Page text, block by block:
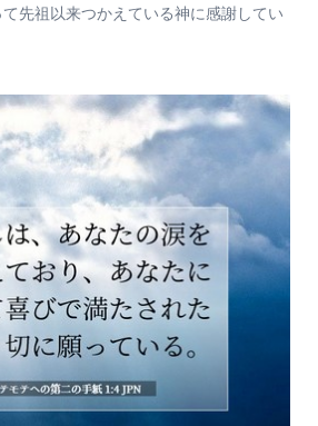
先祖以来つかえている神に感謝してい